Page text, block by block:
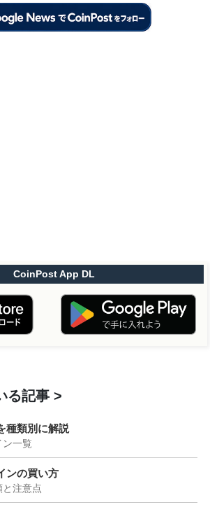
CoinPost App DL
る記事
種類別に解説
ン一覧
ンの買い方
と注意点